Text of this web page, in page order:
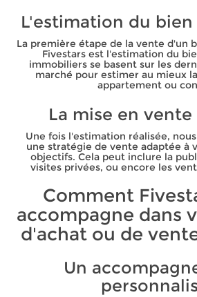
L'estimation du
La première étape de la vente d'un
Fivestars est l'estimation du
immobiliers se basent sur les
marché pour estimer au mieux
appartement ou
La mise en
Une fois l'estimation réalisée,
une stratégie de vente adaptée à
objectifs. Cela peut inclure la
visites privées, ou encore les
Comment
accompagne dans
d'achat ou de
Un